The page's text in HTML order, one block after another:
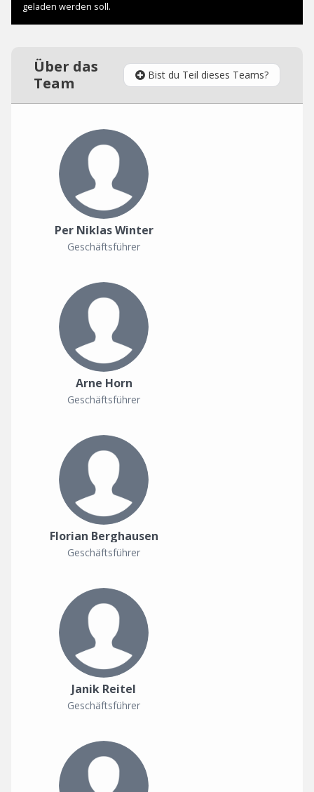
Über das
Team
Bist du Teil dieses Teams?
Per Niklas Winter
Geschäftsführer
Arne Horn
Geschäftsführer
Florian Berghausen
Geschäftsführer
Janik Reitel
Geschäftsführer